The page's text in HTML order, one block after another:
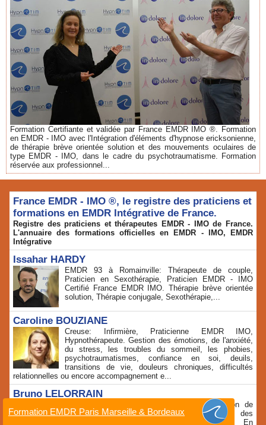
Formation Certifiante et validée par France EMDR IMO ®. Formation
en EMDR - IMO avec l'Intégration d'éléments d'hypnose ericksonienne,
de thérapie brève orientée solution et des mouvements oculaires de
type EMDR - IMO, dans le cadre du psychotraumatisme. Formation
réservée aux professionnel...
France EMDR - IMO ®, le registre des praticiens et
formations en EMDR Intégrative de France.
Registre des praticiens et thérapeutes EMDR - IMO de France.
L'annuaire des formations officielles en EMDR - IMO, EMDR
Intégrative
Issahar HARDY
EMDR 93 à Romainville: Thérapeute de couple,
Praticien en Sexothérapie, Praticien EMDR - IMO
Certifié France EMDR IMO. Thérapie brève orientée
solution, Thérapie conjugale, Sexothérapie,...
Caroline BOUZIANE
Creuse: Infirmière, Praticienne EMDR IMO,
Hypnothérapeute. Gestion des émotions, de l'anxiété,
du stress, les troubles du sommeil, les phobies,
psychotraumatismes, confiance en soi, deuils,
transitions de vie, douleurs chroniques, difficultés
relationnelles ou encore accompagnement e...
Bruno LELORRAIN
EMDR - IMO, hypnose thérapeutique. Gestion de
l'anxiété, du stress, de la confiance en soi, des
addictions, deuils, séparations, divorces. En
Formation EMDR Paris Marseille & Bordeaux